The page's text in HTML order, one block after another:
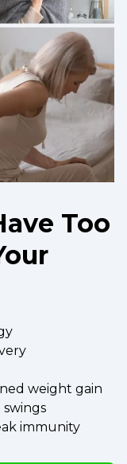
Too
weight gain
swings
immunity